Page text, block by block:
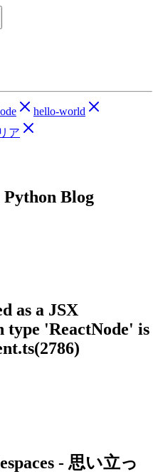
hello-world
ア
Blog
as a JSX
type 'ReactNode' is
- 思い立っ